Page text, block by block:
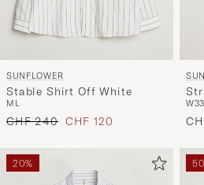
SUNFLOWER
Stable Shirt Off White
M L
Regulärer Preis
CHF 240 Reduzierter Preis
CHF 120
20%